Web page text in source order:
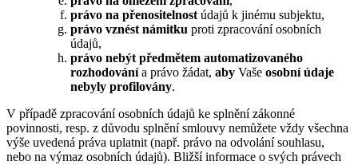
právo na přenositelnostúdajů k jinému subjektu,
právo vznést námitku proti zpracování osobních
údajů,
právo nebýt předmětem automatizovaného
rozhodovánía právo žádat, aby Vaše osobní údaje
nebyly profilovány.
V případě zpracování osobních údajů ke splnění zákonné
povinnosti, resp. z důvodu splnění smlouvy nemůžete vždy všechna
výše uvedená práva uplatnit (např. právo na odvolání souhlasu,
nebo na výmaz osobních údajů). Bližší informace o svých právech